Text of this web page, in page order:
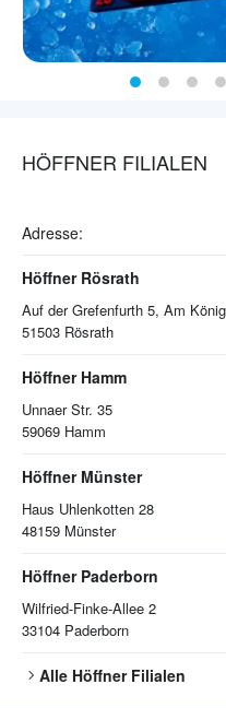
HÖFFNER FILIALEN
Adresse:
Höffner Rösrath
51503 Rösrath
Höffner Hamm
Unnaer Str. 35
59069 Hamm
Höffner Münster
Haus Uhlenkotten 28
48159 Münster
Höffner Paderborn
Wilfried-Finke-Allee 2
33104 Paderborn
Alle HöffnerFilialen